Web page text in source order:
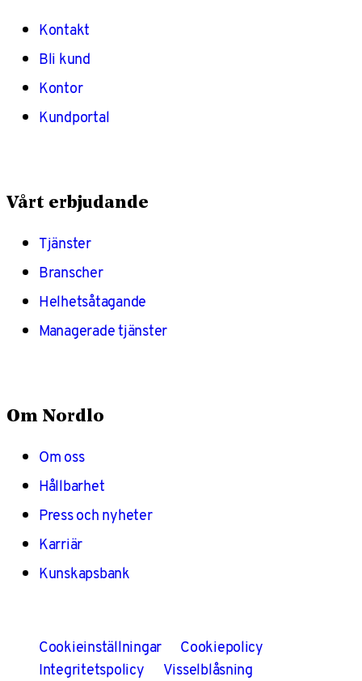
Kontakt
Bli kund
Kontor
Kundportal
Vårt erbjudande
Tjänster
Branscher
Helhetsåtagande
Managerade tjänster
Om Nordlo
Om oss
Hållbarhet
Press och nyheter
Karriär
Kunskapsbank
Cookieinställningar
Cookiepolicy
Integritetspolicy
Visselblåsning